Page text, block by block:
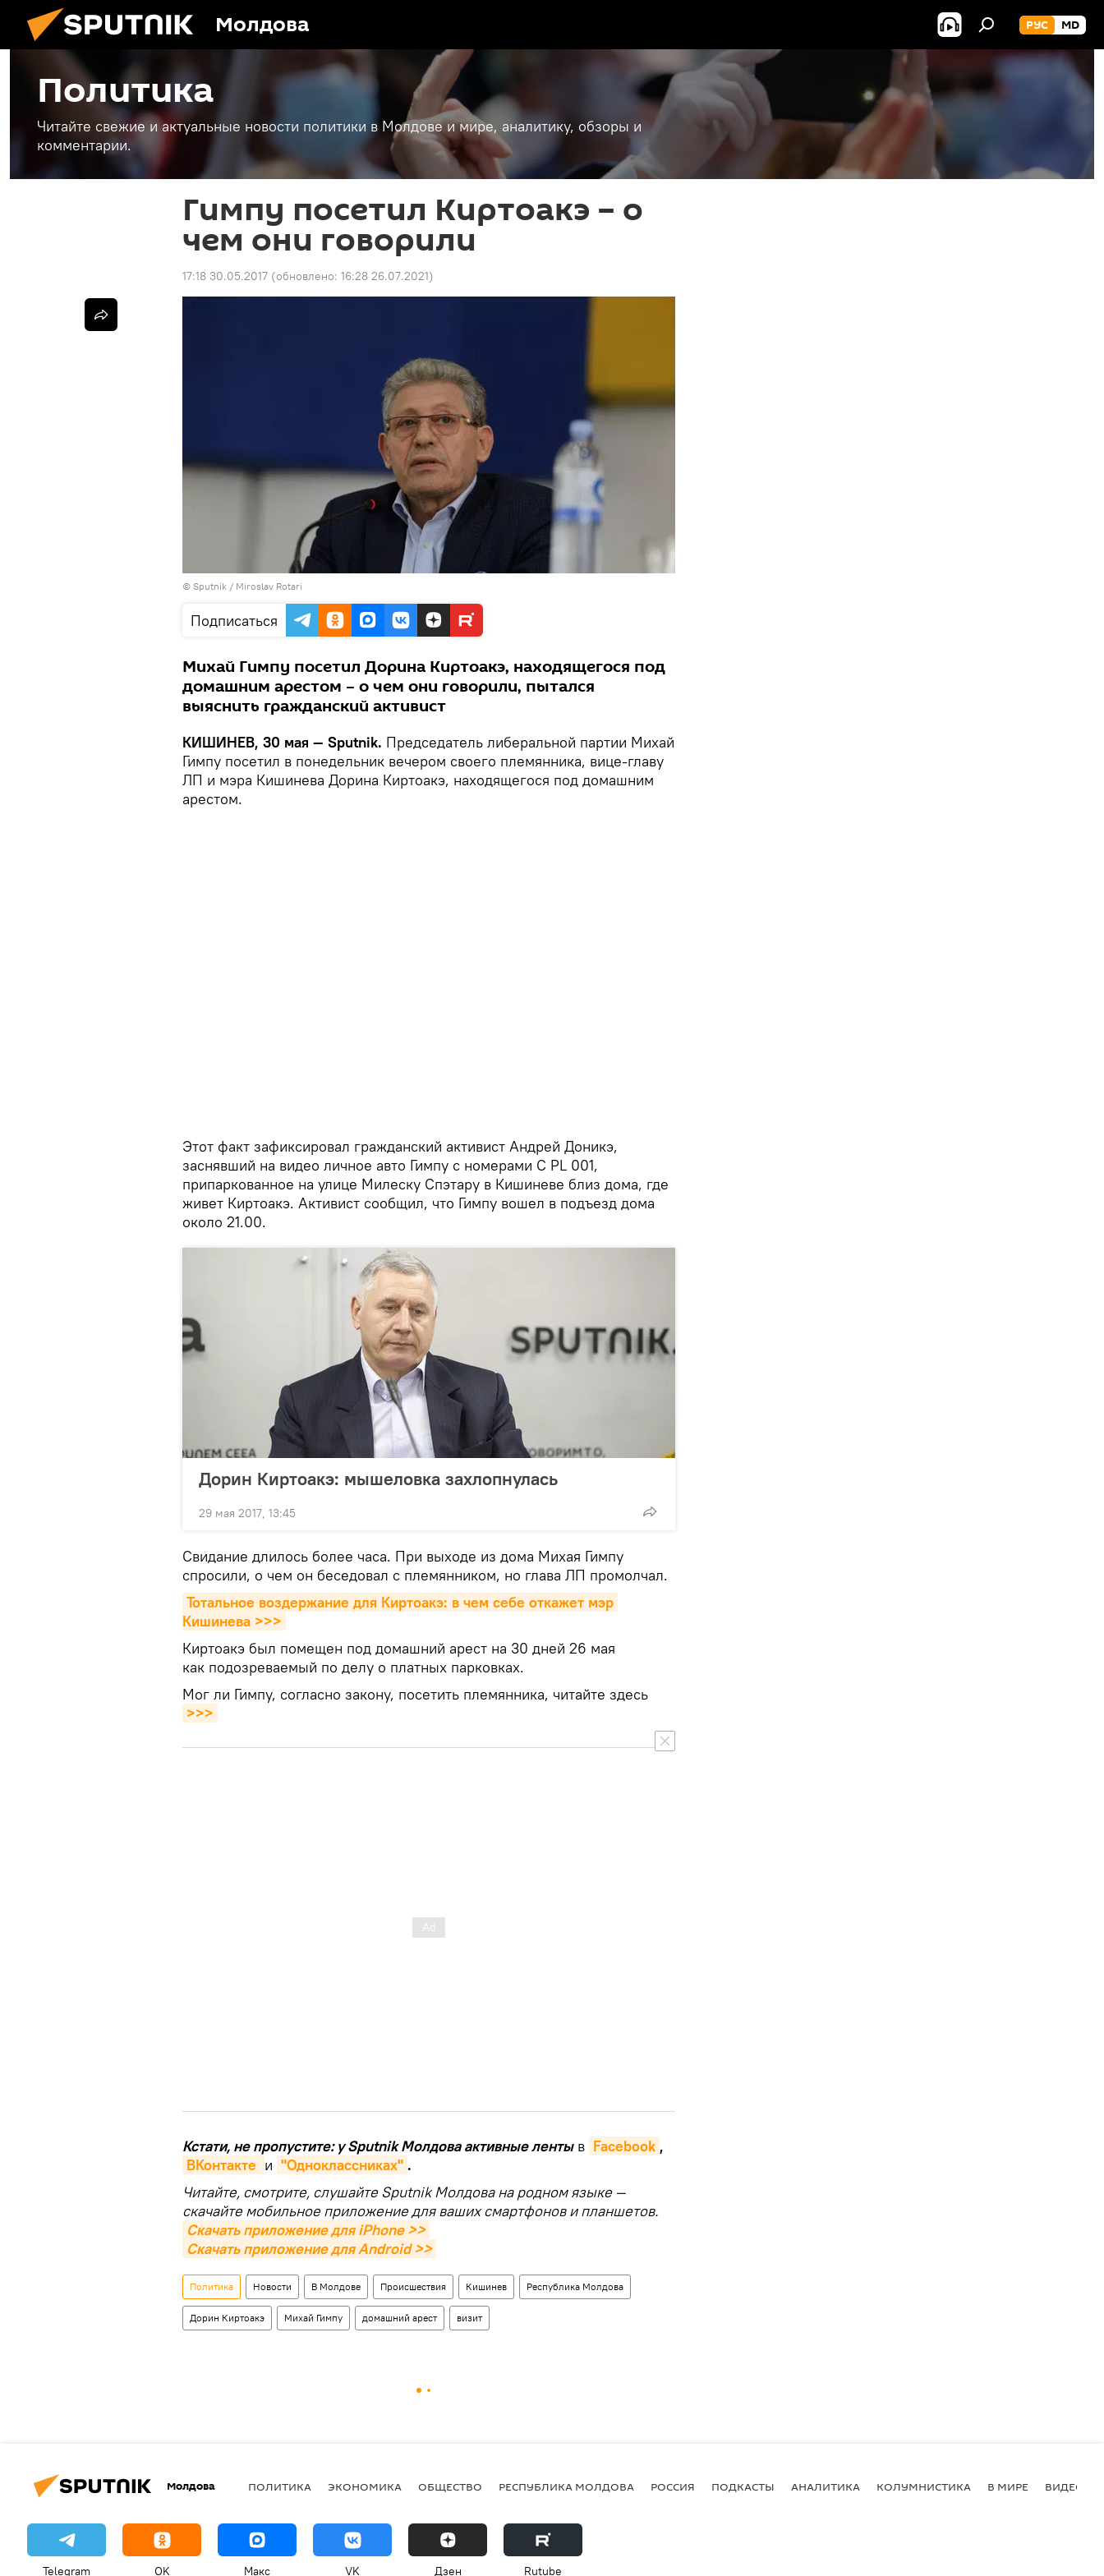
Молдова РУС MD
Политика
Читайте свежие и актуальные новости политики в Молдове и мире, аналитику, обзоры и
комментарии.
Гимпу посетил Киртоакэ – о
чем они говорили
17:18 30.05.2017 (обновлено: 16:28 26.07.2021)
© Sputnik / Miroslav Rotari
Подписаться
Михай Гимпу посетил Дорина Киртоакэ, находящегося под
домашним арестом – о чем они говорили, пытался
выяснить гражданский активист
КИШИНЕВ, 30 мая — Sputnik. Председатель либеральной партии Михай
Гимпу посетил в понедельник вечером своего племянника, вице-главу
ЛП и мэра Кишинева Дорина Киртоакэ, находящегося под домашним
арестом.
Этот факт зафиксировал гражданский активист Андрей Доникэ,
заснявший на видео личное авто Гимпу с номерами C PL 001,
припаркованное на улице Милеску Спэтару в Кишиневе близ дома, где
живет Киртоакэ. Активист сообщил, что Гимпу вошел в подъезд дома
около 21.00.
Дорин Киртоакэ: мышеловка захлопнулась
29 мая 2017, 13:45
Свидание длилось более часа. При выходе из дома Михая Гимпу
спросили, о чем он беседовал с племянником, но глава ЛП промолчал.
Тотальное воздержание для Киртоакэ: в чем себе откажет мэр
Кишинева >>>
Киртоакэ был помещен под домашний арест на 30 дней 26 мая
как подозреваемый по делу о платных парковках.
Мог ли Гимпу, согласно закону, посетить племянника, читайте здесь
>>>
Кстати, не пропустите: у Sputnik Молдова активные ленты в Facebook ,
ВКонтакте и "Одноклассниках" .
Читайте, смотрите, слушайте Sputnik Молдова на родном языке —
скачайте мобильное приложение для ваших смартфонов и планшетов.
Скачать приложение для iPhone >>
Скачать приложение для Android >>
Политика Новости В Молдове Происшествия Кишинев Республика Молдова
Дорин Киртоакэ Михай Гимпу домашний арест визит
Молдова ПОЛИТИКА ЭКОНОМИКА ОБЩЕСТВО РЕСПУБЛИКА МОЛДОВА РОССИЯ ПОДКАСТЫ АНАЛИТИКА КОЛУМНИСТИКА В МИРЕ ВИДЕО
Telegram OK Макс VK Дзен Rutube